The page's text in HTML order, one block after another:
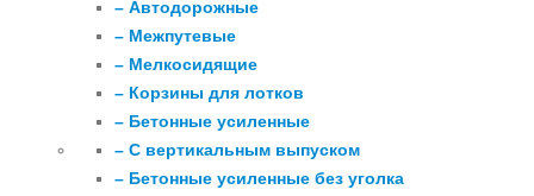
– Автодорожные
– Межпутевые
– Мелкосидящие
– Корзины для лотков
– Бетонные усиленные
– С вертикальным выпуском
– Бетонные усиленные без уголка